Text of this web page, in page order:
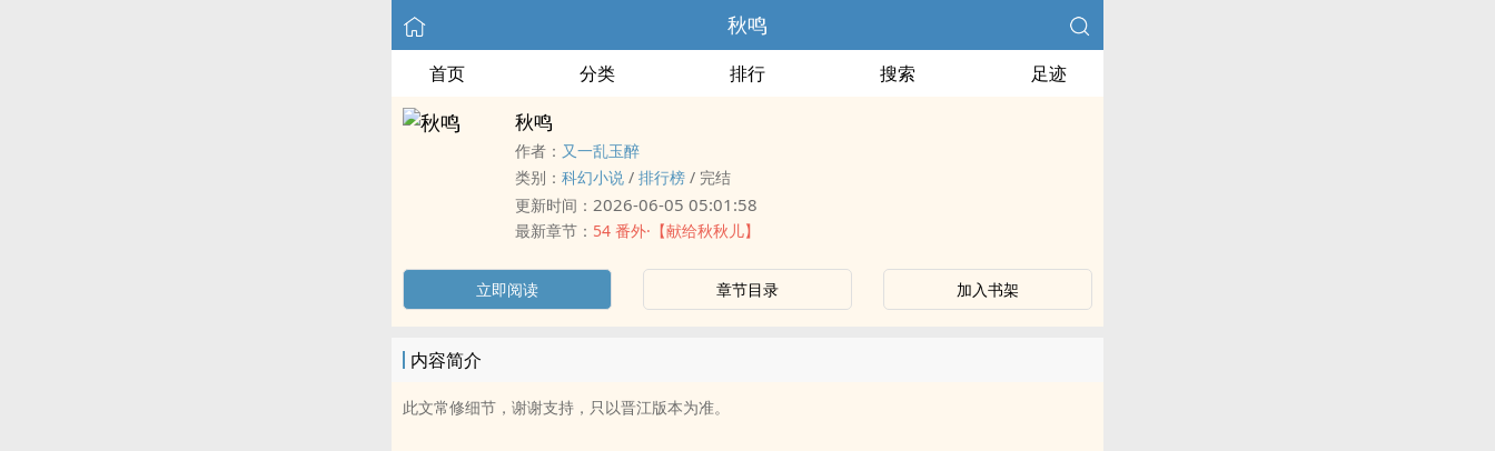
秋鸣
首页 分类 排行 搜索 足迹
秋鸣
作者： 又一乱玉醉
类别： 科幻小说 / 排行榜 / 完结
更新时间： 2026-06-05 05:01:58
最新章节： 54 番外·【献给秋秋儿】
立即阅读 章节目录 加入书架
内容简介
此文常修细节，谢谢支持，只以晋江版本为准。